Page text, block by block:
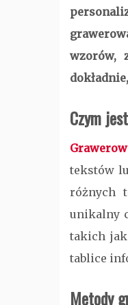
wzorów,
Czym
tekstów
różnych
unikalny
takich jak
tablice
Metody